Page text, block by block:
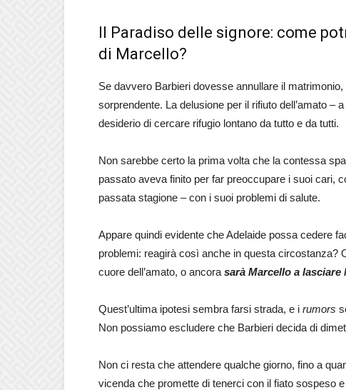
Il Paradiso delle signore: come
di Marcello?
Se davvero Barbieri dovesse annullare il matrimonio,
sorprendente. La delusione per il rifiuto dell’amato –
desiderio di cercare rifugio lontano da tutto e da tutti.
Non sarebbe certo la prima volta che la contessa
passato aveva finito per far preoccupare i suoi cari,
passata stagione – con i suoi problemi di salute.
Appare quindi evidente che Adelaide possa cedere
problemi: reagirà così anche in questa circostanza?
cuore dell’amato, o ancora sarà Marcello a lasciare
Quest’ultima ipotesi sembra farsi strada, e i rumors
Non possiamo escludere che Barbieri decida di
Non ci resta che attendere qualche giorno, fino a
vicenda che promette di tenerci con il fiato sospeso